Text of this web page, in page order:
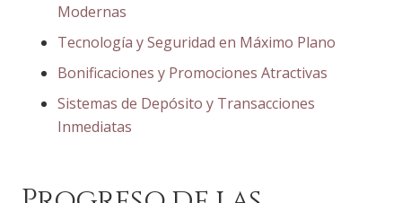
Modernas
Tecnología y Seguridad en Máximo Plano
Bonificaciones y Promociones Atractivas
Sistemas de Depósito y Transacciones
Inmediatas